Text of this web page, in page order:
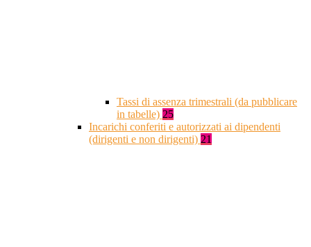
Tassi di assenza trimestrali (da pubblicare
in tabelle) 25
Incarichi conferiti e autorizzati ai dipendenti
(dirigenti e non dirigenti) 21